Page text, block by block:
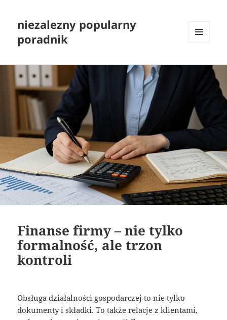
niezalezny popularny
poradnik
WIDGETY
Finanse firmy – nie tylko
formalność, ale trzon
kontroli
Obsługa działalności gospodarczej to nie tylko
dokumenty i składki. To także relacje z klientami,